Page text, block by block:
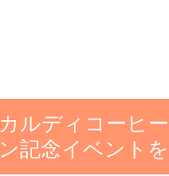
カルディコーヒ
ン記念イベント